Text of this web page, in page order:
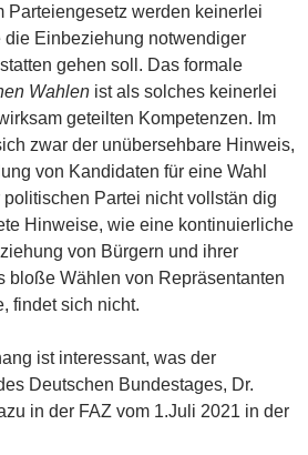
Parteiengesetz werden keinerlei
Einbeziehung notwendiger
gehen soll. Das formale
Wahlen ist als solches keinerlei
geteilten Kompetenzen. Im
zwar der unübersehbare Hinweis,
von Kandidaten für eine Wahl
Partei nicht vollstän dig
Hinweise, wie eine kontinuierliche
von Bürgern und ihrer
bloße Wählen von Repräsentanten
findet sich nicht.
ist interessant, was der
Deutschen Bundestages, Dr.
in der FAZ vom 1.Juli 2021 in der